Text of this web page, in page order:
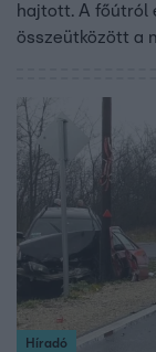
hajtott. A főútról
összeütközött a
Híradó